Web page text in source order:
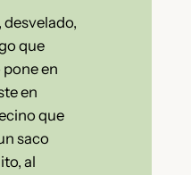
desvelado,
que
pone en
en
que
saco
al